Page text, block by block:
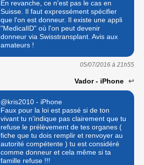
En revanche, ce n'est pas le cas en
Suisse. Il faut expressément spécifier
que l'on est donneur. Il existe une appli
"MedicalID" où l'on peut devenir
donneur via Swisstransplant. Avis aux
amateurs !
05/07/2016 à 21h55
Vador - iPhone ↩
@kris2010 - iPhone
Faux pour la loi est passé si de ton
vivant tu n'indique pas clairement que tu
refuse le prélèvement de tes organes (
fiche que tu dois remplir et renvoyer au
autorité compétente ) tu est considéré
comme donneur et cela même si ta
famille refuse !!!